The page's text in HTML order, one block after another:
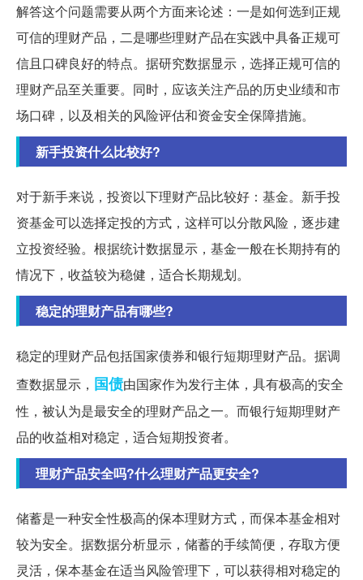
解答这个问题需要从两个方面来论述：一是如何选到正规
可信的理财产品，二是哪些理财产品在实践中具备正规可
信且口碑良好的特点。据研究数据显示，选择正规可信的
理财产品至关重要。同时，应该关注产品的历史业绩和市
场口碑，以及相关的风险评估和资金安全保障措施。
新手投资什么比较好?
对于新手来说，投资以下理财产品比较好：基金。新手投
资基金可以选择定投的方式，这样可以分散风险，逐步建
立投资经验。根据统计数据显示，基金一般在长期持有的
情况下，收益较为稳健，适合长期规划。
稳定的理财产品有哪些?
稳定的理财产品包括国家债券和银行短期理财产品。据调
查数据显示， 国债由国家作为发行主体，具有极高的安全
性，被认为是最安全的理财产品之一。而银行短期理财产
品的收益相对稳定，适合短期投资者。
理财产品安全吗?什么理财产品更安全?
储蓄是一种安全性极高的保本理财方式，而保本基金相对
较为安全。据数据分析显示，储蓄的手续简便，存取方便
灵活，保本基金在适当风险管理下，可以获得相对稳定的